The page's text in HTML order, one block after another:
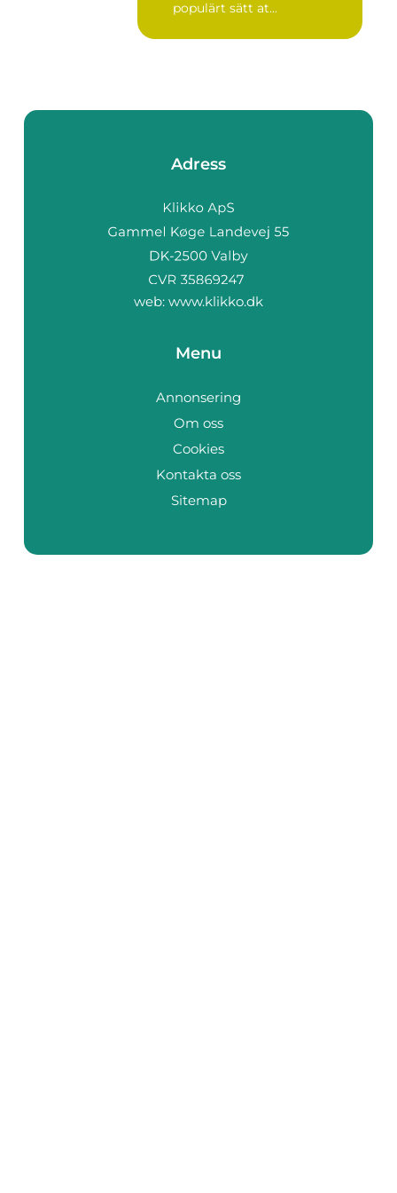
populärt sätt at...
Adress
web: www.klikko.dk
Menu
Annonsering
Om oss
Cookies
Kontakta oss
Sitemap